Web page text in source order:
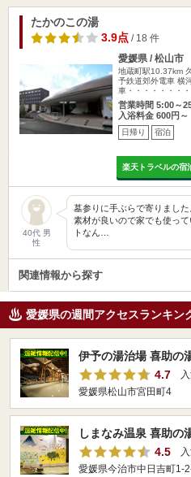
たかのこの湯
3.9点/ 18 件
愛媛県 / 松山市
地蔵町駅10.37km
予鉄道郊外電車 横
車・・・・・・・
営業時間 5:00～
入浴料金 600円～
日帰り 宿泊
楽天トラベルの宿
40代 男
性
墓参りに手ぶらで寄りまし
素材が良いので家でも使っ
トなん…
関連情報から探す
愛媛県の週間アクセスランキン
伊予の湯治場 喜助の
4.7
愛媛県松山市宮田町4
しまなみ温泉 喜助の
4.5
愛媛県今治市中日吉町1-